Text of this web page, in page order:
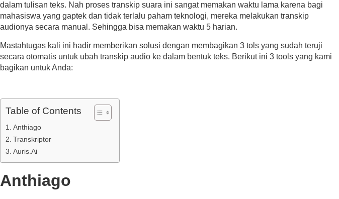
dalam tulisan teks. Nah proses transkip suara ini sangat memakan waktu lama karena bagi
mahasiswa yang gaptek dan tidak terlalu paham teknologi, mereka melakukan transkip
audionya secara manual. Sehingga bisa memakan waktu 5 harian.
Mastahtugas kali ini hadir memberikan solusi dengan membagikan 3 tols yang sudah teruji
secara otomatis untuk ubah transkip audio ke dalam bentuk teks. Berikut ini 3 tools yang kami
bagikan untuk Anda:
Table of Contents
Anthiago
Transkriptor
Auris.Ai
Anthiago